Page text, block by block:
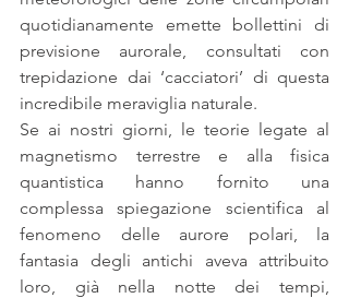
quotidianamente emette bollettini di
previsione aurorale, consultati con
trepidazione dai ‘cacciatori’ di questa
incredibile meraviglia naturale.
Se ai nostri giorni, le teorie legate al
magnetismo terrestre e alla fisica
quantistica hanno fornito una
complessa spiegazione scientifica al
fenomeno delle aurore polari, la
fantasia degli antichi aveva attribuito
loro, già nella notte dei tempi,